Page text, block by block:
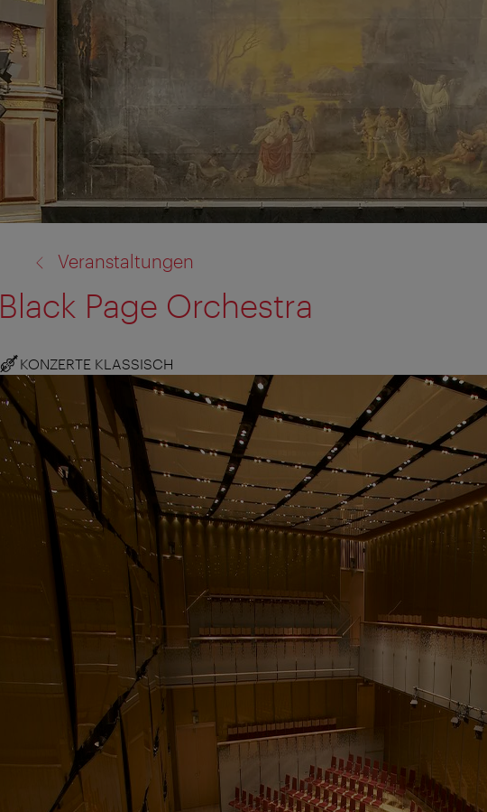
Veranstaltungen
Black Page Orchestra
KONZERTE KLASSISCH